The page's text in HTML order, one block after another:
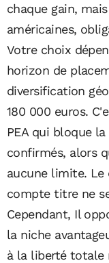
chaque gain,
américaines,
Votre choix
horizon de
diversification
180 000 euros.
PEA qui bloque
confirmés, alors
aucune limite. Le
compte titre ne
Cependant, Il
la niche
à la liberté totale